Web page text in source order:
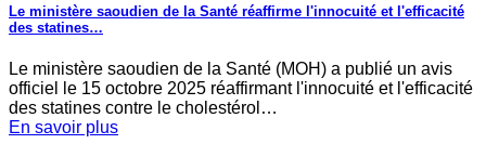
Le ministère saoudien de la Santé réaffirme l'innocuité et l'efficacité
des statines…
Le ministère saoudien de la Santé (MOH) a publié un avis
officiel le 15 octobre 2025 réaffirmant l'innocuité et l'efficacité
des statines contre le cholestérol…
En savoir plus